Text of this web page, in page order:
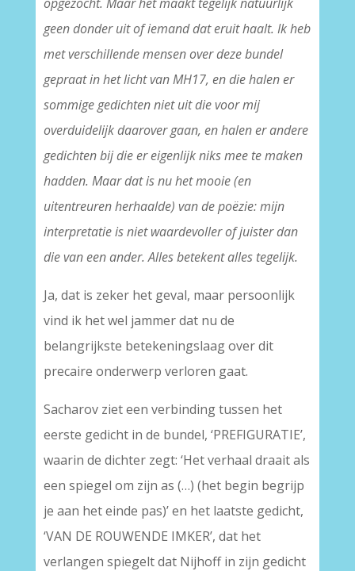
geen donder uit of iemand dat eruit haalt. Ik heb
met verschillende mensen over deze bundel
gepraat in het licht van MH17, en die halen er
sommige gedichten niet uit die voor mij
overduidelijk daarover gaan, en halen er andere
gedichten bij die er eigenlijk niks mee te maken
hadden. Maar dat is nu het mooie (en
uitentreuren herhaalde) van de poëzie: mijn
interpretatie is niet waardevoller of juister dan
die van een ander. Alles betekent alles tegelijk.
Ja, dat is zeker het geval, maar persoonlijk
vind ik het wel jammer dat nu de
belangrijkste betekeningslaag over dit
precaire onderwerp verloren gaat.
Sacharov ziet een verbinding tussen het
eerste gedicht in de bundel, ‘PREFIGURATIE’,
waarin de dichter zegt: ‘Het verhaal draait als
een spiegel om zijn as (…) (het begin begrijp
je aan het einde pas)’ en het laatste gedicht,
‘VAN DE ROUWENDE IMKER’, dat het
verlangen spiegelt dat Nijhoff in zijn gedicht